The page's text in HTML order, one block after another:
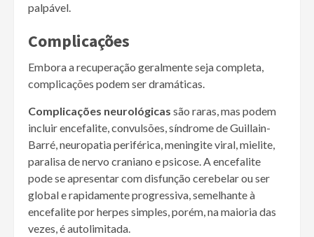
palpável.
Complicações
Embora a recuperação geralmente seja completa,
complicações podem ser dramáticas.
Complicações neurológicas são raras, mas podem
incluir encefalite, convulsões, síndrome de Guillain-
Barré, neuropatia periférica, meningite viral, mielite,
paralisa de nervo craniano e psicose. A encefalite
pode se apresentar com disfunção cerebelar ou ser
global e rapidamente progressiva, semelhante à
encefalite por herpes simples, porém, na maioria das
vezes, é autolimitada.